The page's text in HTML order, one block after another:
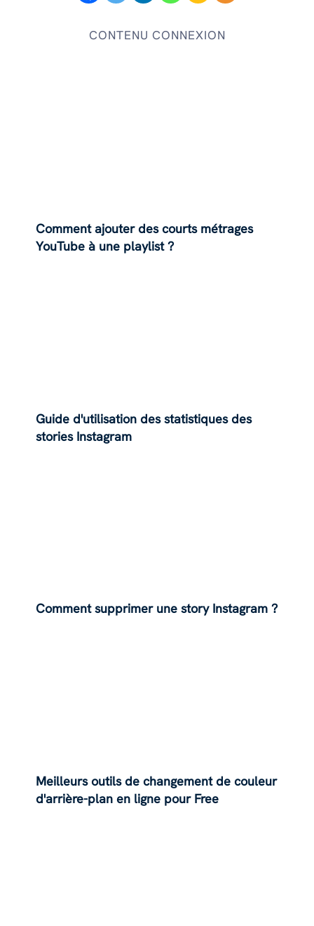
CONTENU CONNEXION
Comment ajouter des courts métrages
YouTube à une playlist ?
Guide d'utilisation des statistiques des
stories Instagram
Comment supprimer une story Instagram ?
Meilleurs outils de changement de couleur
d'arrière-plan en ligne pour Free